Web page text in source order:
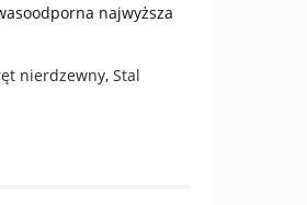
najwyższa
nierdzewny, Stal